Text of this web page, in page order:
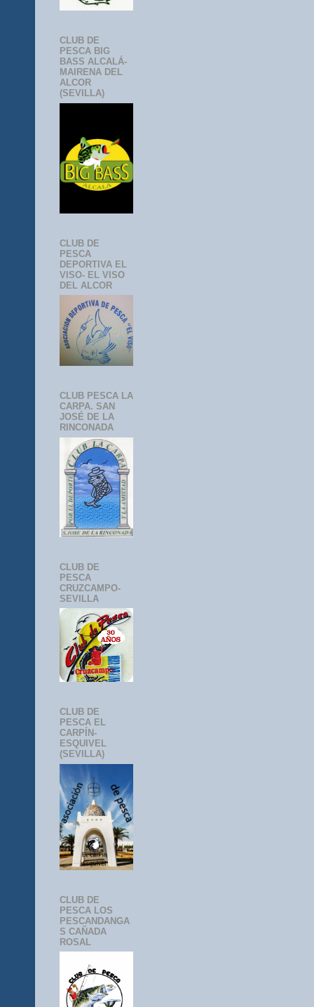
CLUB DE
PESCA BIG
BASS ALCALÁ-
MAIRENA DEL
ALCOR
(SEVILLA)
CLUB DE
PESCA
DEPORTIVA EL
VISO- EL VISO
DEL ALCOR
CLUB PESCA LA
CARPA. SAN
JOSÉ DE LA
RINCONADA
CLUB DE
PESCA
CRUZCAMPO-
SEVILLA
CLUB DE
PESCA EL
CARPÍN-
ESQUIVEL
(SEVILLA)
CLUB DE
PESCA LOS
PESCANDANGA
S CAÑADA
ROSAL